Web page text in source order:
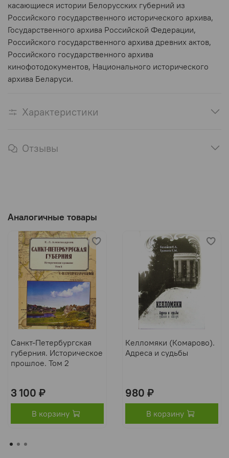
касающиеся истории Белорусских губерний из
Российского государственного исторического архива,
Государственного архива Российской Федерации,
Российского государственного архива древних актов,
Российского государственного архива
кинофотодокументов, Национального исторического
архива Беларуси.
Характеристики
Отзывы
Аналогичные товары
Санкт-Петербургская
губерния. Историческое
прошлое. Том 2
3 100 ₽
В корзину
Келломяки (Комарово).
Адреса и судьбы
980 ₽
В корзину